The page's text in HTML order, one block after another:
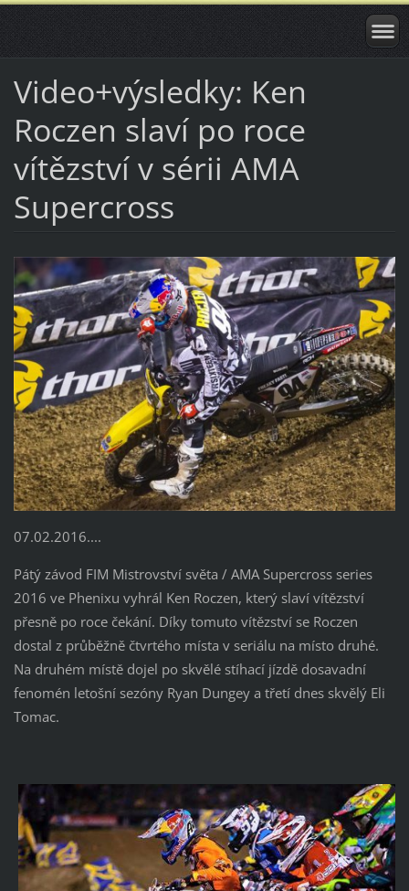
Video+výsledky: Ken
Roczen slaví po roce
vítězství v sérii AMA
Supercross
07.02.2016....
Pátý závod FIM Mistrovství světa / AMA Supercross series
2016 ve Phenixu vyhrál Ken Roczen, který slaví vítězství
přesně po roce čekání. Díky tomuto vítězství se Roczen
dostal z průběžně čtvrtého místa v seriálu na místo druhé.
Na druhém místě dojel po skvělé stíhací jízdě dosavadní
fenomén letošní sezóny Ryan Dungey a třetí dnes skvělý Eli
Tomac.